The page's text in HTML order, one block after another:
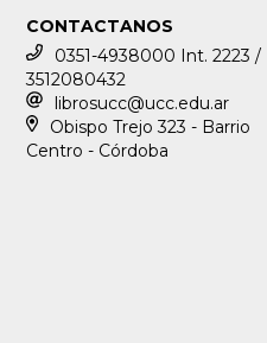
CONTACTANOS
0351-4938000 Int. 2223 /
3512080432
librosucc@ucc.edu.ar
Obispo Trejo 323 - Barrio
Centro - Córdoba